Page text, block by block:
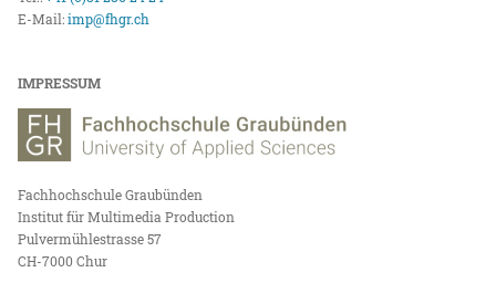
E-Mail:imp@fhgr.ch
IMPRESSUM
Fachhochschule Graubünden
Institut für Multimedia Production
Pulvermühlestrasse 57
CH-7000 Chur